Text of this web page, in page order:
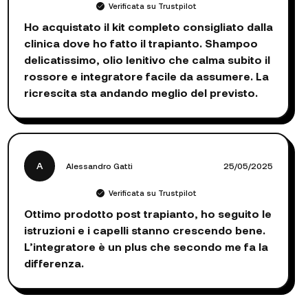
Verificata su Trustpilot
Ho acquistato il kit completo consigliato dalla
clinica dove ho fatto il trapianto. Shampoo
delicatissimo, olio lenitivo che calma subito il
rossore e integratore facile da assumere. La
ricrescita sta andando meglio del previsto.
A Alessandro Gatti 25/05/2025
Verificata su Trustpilot
Ottimo prodotto post trapianto, ho seguito le
istruzioni e i capelli stanno crescendo bene.
L’integratore è un plus che secondo me fa la
differenza.